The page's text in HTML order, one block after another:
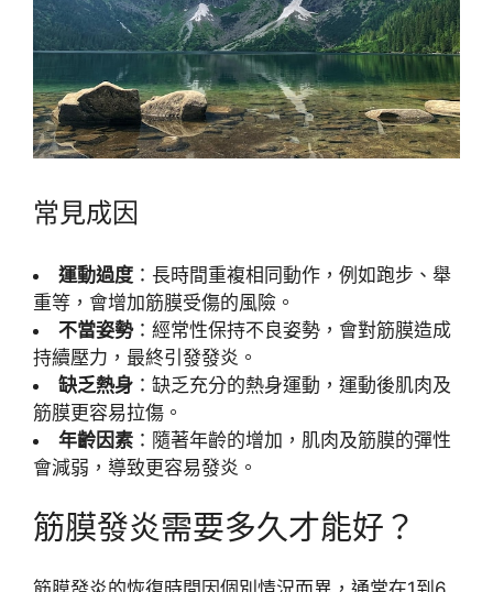
常見成因
運動過度 ：長時間重複相同動作，例如跑步、舉
重等，會增加筋膜受傷的風險。
不當姿勢：經常性保持不良姿勢，會對筋膜造成
持續壓力，最終引發發炎。
缺乏熱身 ：缺乏充分的熱身運動，運動後肌肉及
筋膜更容易拉傷。
年齡因素 ：隨著年齡的增加，肌肉及筋膜的彈性
會減弱，導致更容易發炎。
筋膜發炎需要多久才能好？